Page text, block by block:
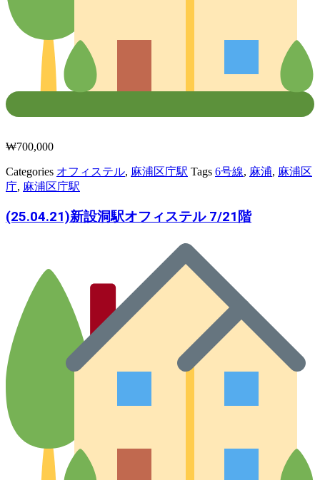
₩700,000
Categories オフィステル, 麻浦区庁駅 Tags 6号線, 麻浦, 麻浦区
庁, 麻浦区庁駅
(25.04.21)新設洞駅オフィステル 7/21階